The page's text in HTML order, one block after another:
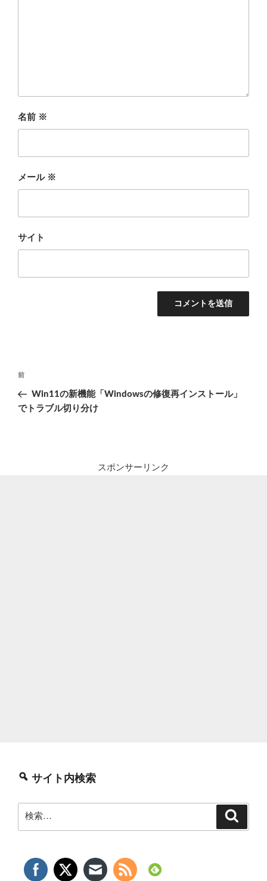
名前 ※
メール ※
サイト
投
ナ
前
の
投
前
Win11の新機能「Windowsの修復再インストール」
でトラブル切り分け
スポンサーリンク
サイト内検索